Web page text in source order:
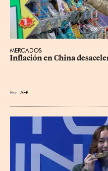
MERCADOS
Inflación en China
Por AFP